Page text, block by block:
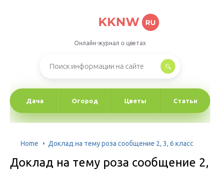
KKNW RU
Онлайн-журнал о цветах
Дача Огород Цветы Статьи
Home Доклад на тему роза сообщение 2, 3, 6 класс
Доклад на тему роза сообщение 2,